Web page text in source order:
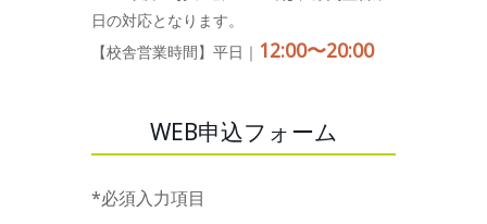
日の対応となります。
【校舎営業時間】平日｜ 12:00〜20:00
WEB申込フォーム
*必須入力項目